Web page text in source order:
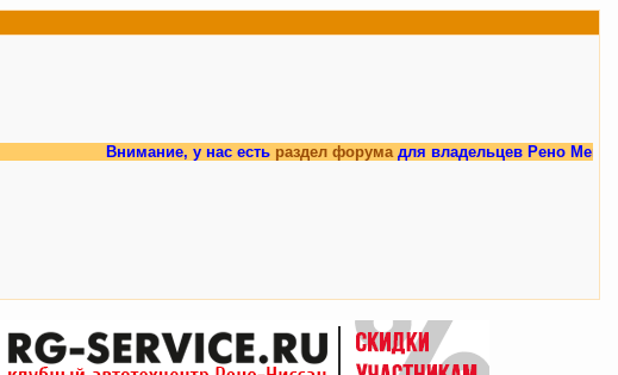
Внимание, у нас есть раздел форумадля владельцев Рено Меган 3.